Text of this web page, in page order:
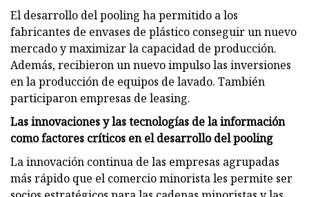
El desarrollo del pooling ha permitido a los
fabricantes de envases de plástico conseguir un nuevo
mercado y maximizar la capacidad de producción.
Además, recibieron un nuevo impulso las inversiones
en la producción de equipos de lavado. También
participaron empresas de leasing.
Las innovaciones y las tecnologías de la información
como factores críticos en el desarrollo del pooling
La innovación continua de las empresas agrupadas
más rápido que el comercio minorista les permite ser